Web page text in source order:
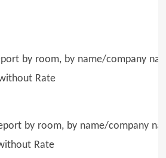
by room, by name/company
Rate
by room, by name/company
Rate